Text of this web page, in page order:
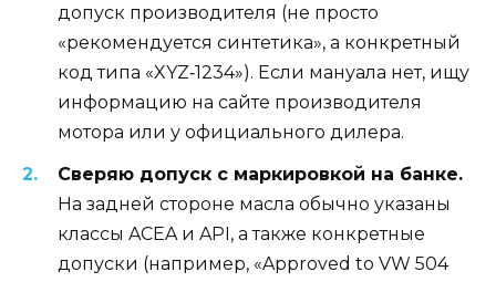
допуск производителя (не просто
«рекомендуется синтетика», а конкретный
код типа «XYZ‑1234»). Если мануала нет, ищу
информацию на сайте производителя
мотора или у официального дилера.
Сверяю допуск с маркировкой на банке.
На задней стороне масла обычно указаны
классы ACEA и API, а также конкретные
допуски (например, «Approved to VW 504